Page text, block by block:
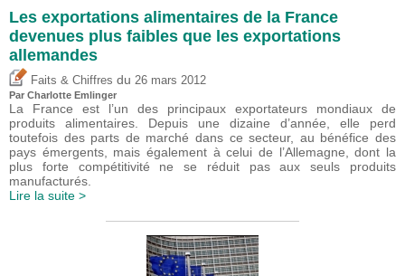
Les exportations alimentaires de la France
devenues plus faibles que les exportations
allemandes
Faits & Chiffres du 26 mars 2012
Par Charlotte Emlinger
La France est l’un des principaux exportateurs mondiaux de
produits alimentaires. Depuis une dizaine d’année, elle perd
toutefois des parts de marché dans ce secteur, au bénéfice des
pays émergents, mais également à celui de l’Allemagne, dont la
plus forte compétitivité ne se réduit pas aux seuls produits
manufacturés.
Lire la suite >